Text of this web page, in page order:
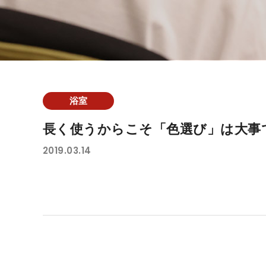
浴室
長く使うからこそ「色選び」は大事
2019.03.14